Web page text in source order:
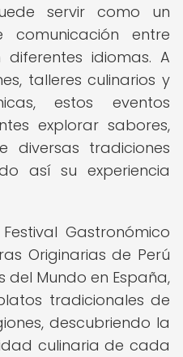
servir como un
entre
idiomas. A
talleres culinarios y
estos eventos
explorar sabores,
diversas tradiciones
así su experiencia
Gastronómico
Originarias de Perú
del Mundo en España,
tradicionales de
descubriendo la
culinaria de cada